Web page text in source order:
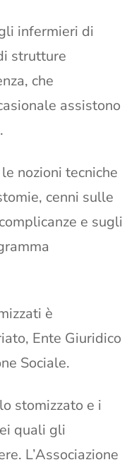
infermieri di
strutture
che
assistono
nozioni tecniche
cenni sulle
e sugli
è
Ente Giuridico
Sociale.
stomizzato e i
quali gli
L’Associazione